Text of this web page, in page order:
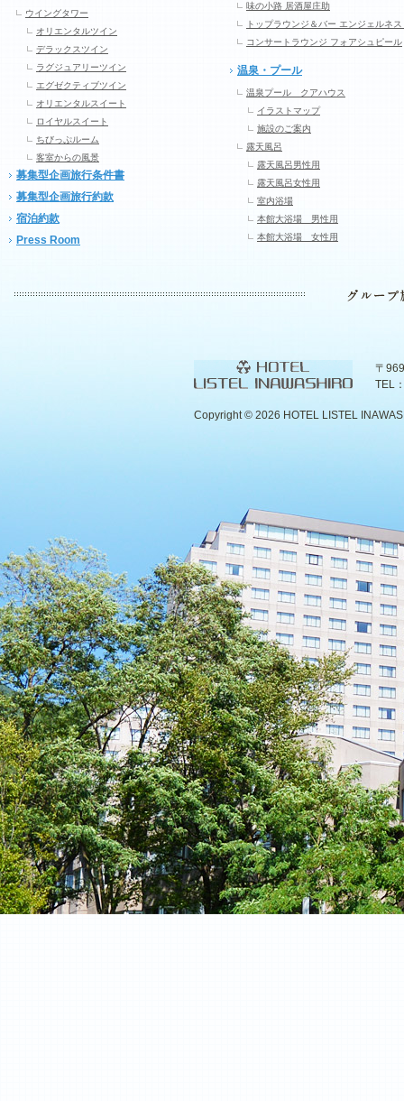
ウイングタワー
オリエンタルツイン
デラックスツイン
ラグジュアリーツイン
エグゼクティブツイン
オリエンタルスイート
ロイヤルスイート
ちびっぷルーム
客室からの風景
募集型企画旅行条件書
募集型企画旅行約款
宿泊約款
Press Room
味の小路 居酒屋庄助
トップラウンジ＆バー エンジェルネス
コンサートラウンジ フォアシュピール
温泉・プール
温泉プール クアハウス
イラストマップ
施設のご案内
露天風呂
露天風呂男性用
露天風呂女性用
室内浴場
本館大浴場 男性用
本館大浴場 女性用
〒
TEL
Copyright © 2026 HOTEL LISTEL